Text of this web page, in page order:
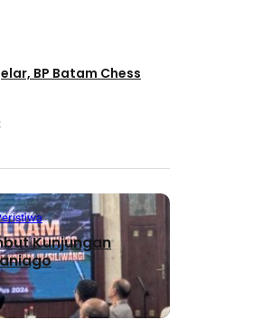
BP Batam Chess
Kunjungan